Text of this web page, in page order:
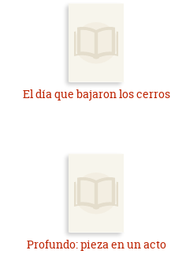
El día que bajaron los cerros
Profundo: pieza en un acto